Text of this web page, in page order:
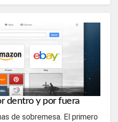
dentro y por fuera
de sobremesa. El primero